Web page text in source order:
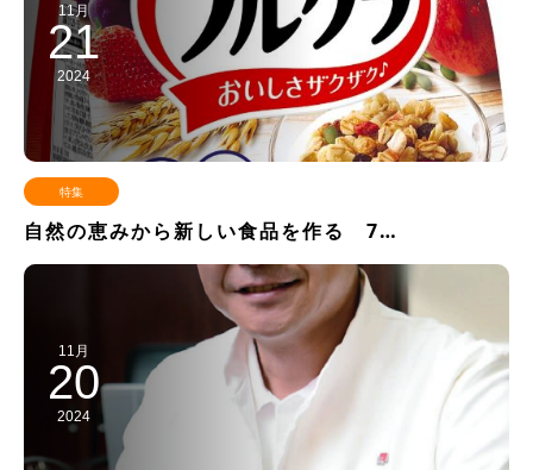
11月
21
2024
特集
自然の恵みから新しい食品を作る 7…
11月
20
2024